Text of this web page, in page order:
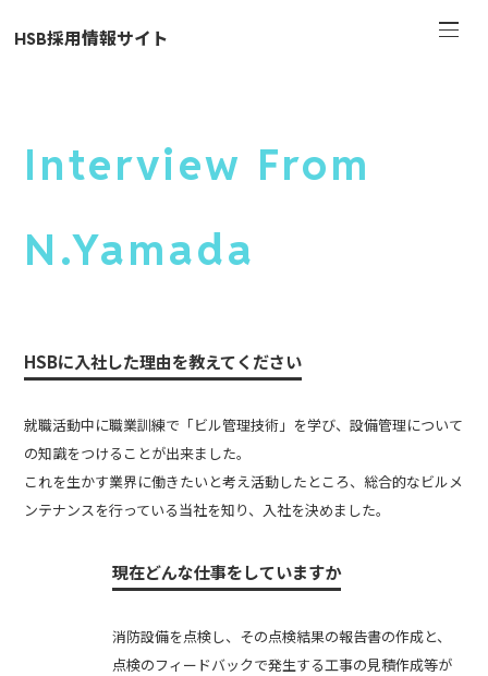
HSB採用情報サイト
Interview From
N.Yamada
HSBに入社した理由を教えてください
就職活動中に職業訓練で「ビル管理技術」を学び、設備管理について
の知識をつけることが出来ました。
これを生かす業界に働きたいと考え活動したところ、総合的なビルメ
ンテナンスを行っている当社を知り、入社を決めました。
現在どんな仕事をしていますか
消防設備を点検し、その点検結果の報告書の作成と、
点検のフィードバックで発生する工事の見積作成等が